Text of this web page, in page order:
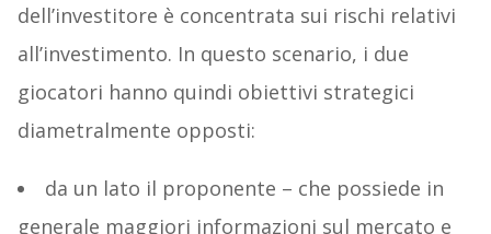
dell’investitore è concentrata sui rischi relativi
all’investimento. In questo scenario, i due
giocatori hanno quindi obiettivi strategici
diametralmente opposti:
da un lato il proponente – che possiede in
generale maggiori informazioni sul mercato e